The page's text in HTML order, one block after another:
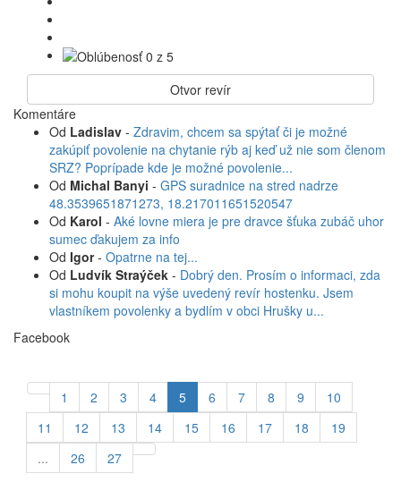
Otvor revír
Komentáre
Od Ladislav - Zdravim, chcem sa spýtať či je možné
zakúpiť povolenie na chytanie rýb aj keď už nie som členom
SRZ? Poprípade kde je možné povolenie...
Od Michal Banyi - GPS suradnice na stred nadrze
48.3539651871273, 18.217011651520547
Od Karol - Aké lovne miera je pre dravce šťuka zubáč uhor
sumec ďakujem za info
Od Igor- Opatrne na tej...
Od Ludvík Straýček - Dobrý den. Prosím o informaci, zda
si mohu koupit na výše uvedený revír hostenku. Jsem
vlastníkem povolenky a bydlím v obci Hrušky u...
Facebook
1 2 3 4 5 6 7 8 9
10
11
12 13 14 15 16 17 18
19
...
26 27